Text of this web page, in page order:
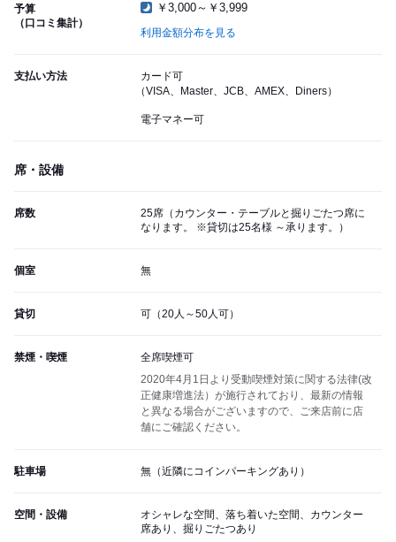
予算
（口コミ集計）
￥3,000～￥3,999
利用金額分布を見る
支払い方法
カード可
（VISA、Master、JCB、AMEX、Diners）
電子マネー可
席・設備
席数
25席（カウンター・テーブルと掘りごたつ席に
なります。 ※貸切は25名様 ～承ります。）
個室 無
貸切 可（20人～50人可）
禁煙・喫煙
全席喫煙可
2020年4月1日より受動喫煙対策に関する法律(改
正健康増進法）が施行されており、最新の情報
と異なる場合がございますので、ご来店前に店
舗にご確認ください。
駐車場 無（近隣にコインパーキングあり）
空間・設備
オシャレな空間、落ち着いた空間、カウンター
席あり、掘りごたつあり